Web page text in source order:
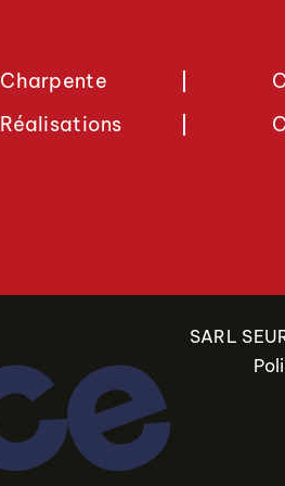
Charpente
Réalisations
SARL